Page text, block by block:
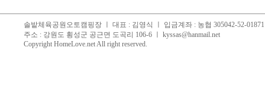
솔밭체육공원오토캠핑장 ㅣ 대표 : 김영식 ㅣ 입금계좌 : 농협 305042-52-
주소 : 강원도 횡성군 공근면 도곡리 106-6 ㅣ kyssas@hanmail.net
Copyright HomeLove.netAll right reserved.